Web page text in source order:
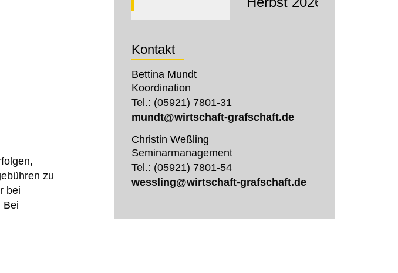
zu
bei
Bei
Kontakt
Bettina Mundt
Koordination
Tel.: (05921) 7801-31
mundt@wirtschaft-grafschaft.de
Christin Weßling
Seminarmanagement
Tel.: (05921) 7801-54
wessling@wirtschaft-grafschaft.de